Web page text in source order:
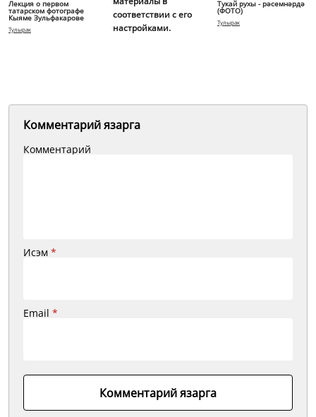
Лекция о первом
татарском фотографе
Кыяме Зульфакарове
Тулырак
соответствии с его
настройками.
Тукай рухы - рәсемнәрдә
(ФОТО)
Тулырак
Комментарий язарга
Комментарий
Исэм *
Email *
Комментарий язарга